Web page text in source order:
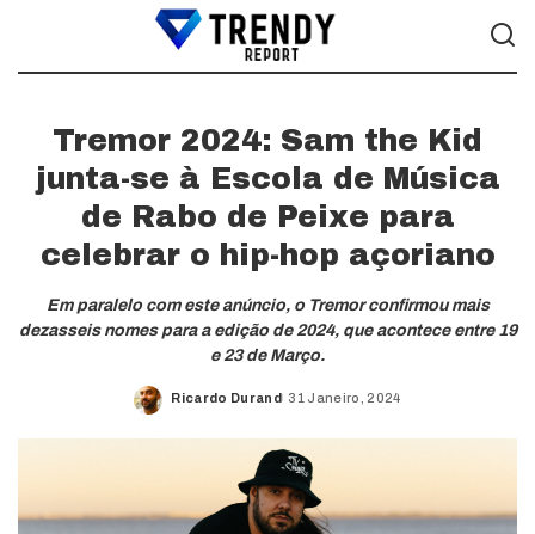
Tremor 2024: Sam the Kid
junta-se à Escola de Música
de Rabo de Peixe para
celebrar o hip-hop açoriano
Em paralelo com este anúncio, o Tremor confirmou mais
dezasseis nomes para a edição de 2024, que acontece entre 19
e 23 de Março.
Posted
Ricardo Durand 31 Janeiro, 2024